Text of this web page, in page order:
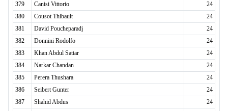
379
Canisi Vittorio
24
380
Cousot Thibault
24
381
David Poucheparadj
24
382
Donnini Rodolfo
24
383
Khan Abdul Sattar
24
384
Narkar Chandan
24
385
Perera Thushara
24
386
Seibert Gunter
24
387
Shahid Abdus
24